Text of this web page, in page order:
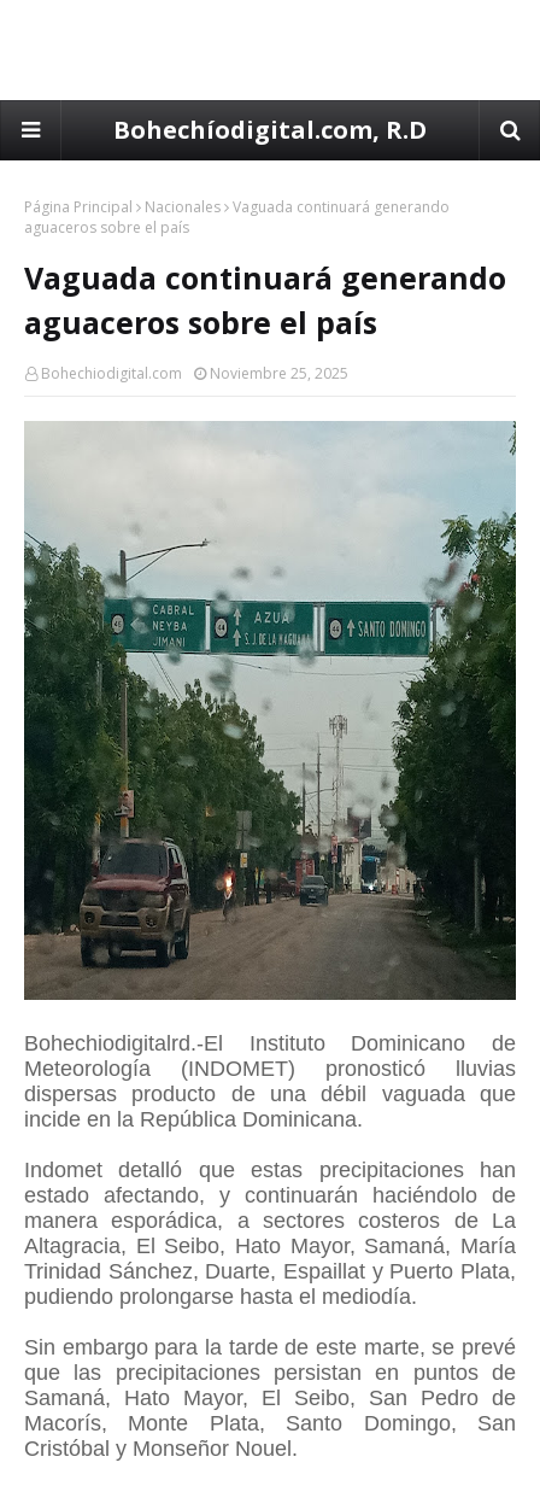
Bohechíodigital.com, R.D
Página Principal Nacionales Vaguada continuará generando
aguaceros sobre el país
Vaguada continuará generando
aguaceros sobre el país
Bohechiodigital.com Noviembre 25, 2025
Bohechiodigitalrd.-El Instituto Dominicano de
Meteorología (INDOMET) pronosticó lluvias
dispersas producto de una débil vaguada que
incide en la República Dominicana.
Indomet detalló que estas precipitaciones han
estado afectando, y continuarán haciéndolo de
manera esporádica, a sectores costeros de La
Altagracia, El Seibo, Hato Mayor, Samaná, María
Trinidad Sánchez, Duarte, Espaillat y Puerto Plata,
pudiendo prolongarse hasta el mediodía.
Sin embargo para la tarde de este marte, se prevé
que las precipitaciones persistan en puntos de
Samaná, Hato Mayor, El Seibo, San Pedro de
Macorís, Monte Plata, Santo Domingo, San
Cristóbal y Monseñor Nouel.